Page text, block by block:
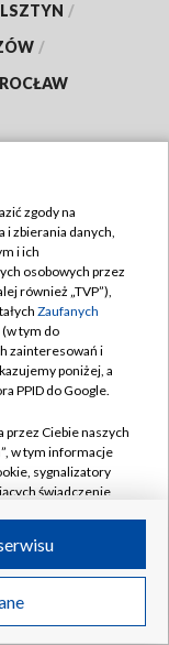
/
/
zgody na
i zbierania danych,
i ich
osobowych przez
również „TVP”),
Zaufanych
tym do
zainteresowań i
poniżej, a
PPID do Google.
przez Ciebie naszych
w tym informacje
sygnalizatory
świadczenie
Ciebie
IP, identyfikatory